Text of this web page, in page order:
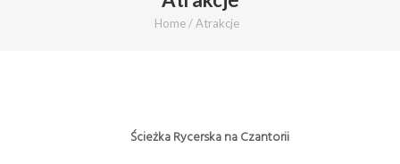
Home / Atrakcje
Ścieżka Rycerska na Czantorii